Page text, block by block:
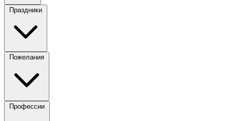
Праздники
Пожелания
Профессии